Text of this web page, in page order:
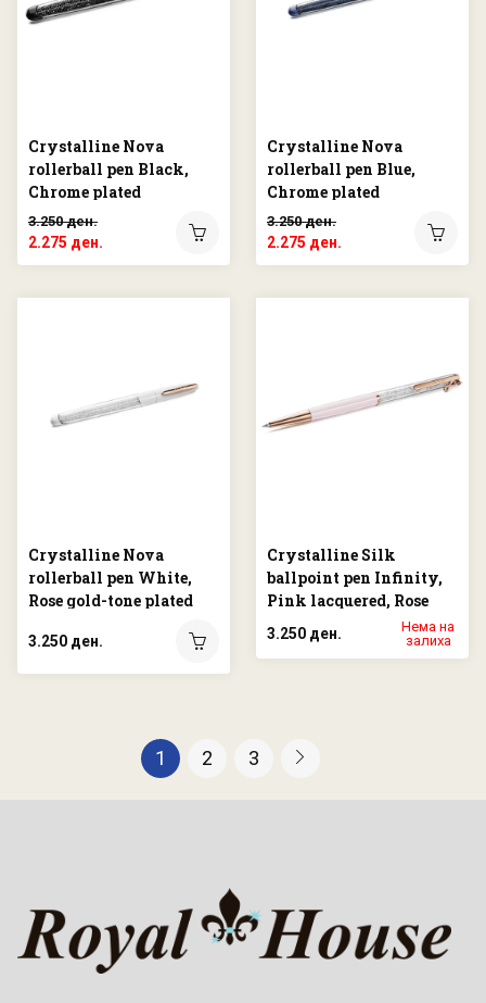
Crystalline Nova
rollerball pen Black,
Chrome plated
3.250 ден.
2.275 ден.
Crystalline Nova
rollerball pen Blue,
Chrome plated
3.250 ден.
2.275 ден.
Crystalline Nova
rollerball pen White,
Rose gold-tone plated
3.250 ден.
Crystalline Silk
ballpoint pen Infinity,
Pink lacquered, Rose
gold-tone plated
3.250 ден.
Нема на
залиха
1 2 3